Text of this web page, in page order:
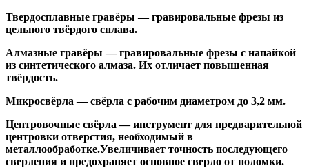
Твердосплавные гравёры — гравировальные фрезы из
цельного твёрдого сплава.
Алмазные гравёры — гравировальные фрезы с напайкой
из синтетического алмаза. Их отличает повышенная
твёрдость.
Микросвёрла — свёрла с рабочим диаметром до 3,2 мм.
Центровочные свёрла — инструмент для предварительной
центровки отверстия, необходимый в
металлообработке.Увеличивает точность последующего
сверления и предохраняет основное сверло от поломки.